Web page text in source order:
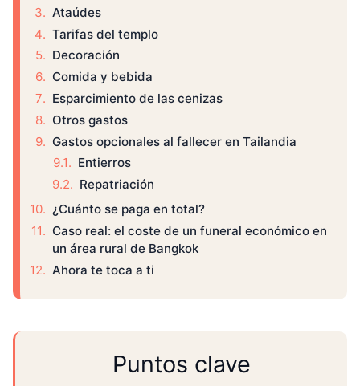
Ataúdes
Tarifas del templo
Decoración
Comida y bebida
Esparcimiento de las cenizas
Otros gastos
Gastos opcionales al fallecer en Tailandia
Entierros
Repatriación
¿Cuánto se paga en total?
Caso real: el coste de un funeral económico en
un área rural de Bangkok
Ahora te toca a ti
Puntos clave